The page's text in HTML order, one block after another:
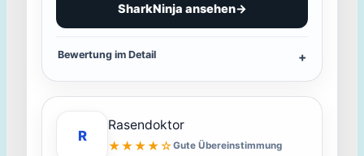
SharkNinja ansehen→
Bewertung im Detail
R
Rasendoktor
★★★★☆Gute Übereinstimmung